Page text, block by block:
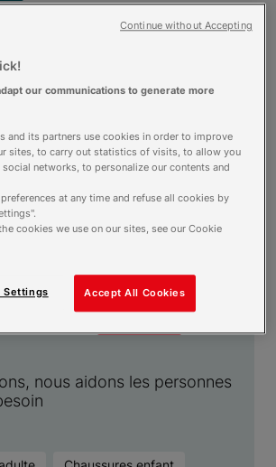
Et aussi
convivialité
secours
nous aidons les personnes
our communications to generate more
and its partners use cookies in order to improve
sites, to carry out statistics of visits, to allow you
networks, to personalize our contents and
at any time and refuse all cookies by
cookies we use on our sites, see our Cookie
Accept All Cookies
Settings
Continue without Accepting